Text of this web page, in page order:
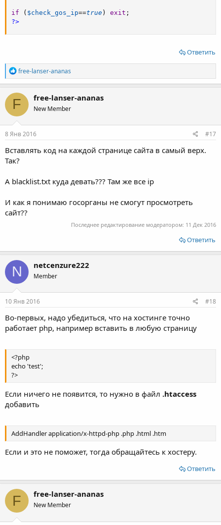
if ( $check_gos_ip==true ) exit ;
?>
Ответить
Р
е
а
к
ц
и
:
free-lanser-ananas
F free-lanser-ananas
New Member
8 Янв 2016 #17
Вставлять код на каждой странице сайта в самый верх.
Так?
А blacklist.txt куда девать??? Там же все ip
И как я понимаю госорганы не смогут просмотреть
сайт??
Последнее редактирование модератором: 11 Дек 2016
Ответить
N netcenzure222
Member
10 Янв 2016 #18
Во-первых, надо убедиться, что на хостинге точно
работает php, например вставить в любую страницу
<?php
echo 'test';
?>
Если ничего не появится, то нужно в файл .htaccess
добавить
AddHandler application/x-httpd-php .php .html .htm
Если и это не поможет, тогда обращайтесь к хостеру.
Ответить
F free-lanser-ananas
New Member